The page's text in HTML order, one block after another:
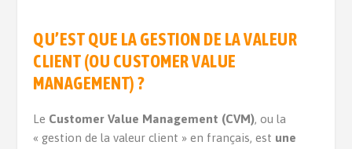
QU’EST QUE LA GESTION DE LA VALEUR
CLIENT (OU CUSTOMER VALUE
MANAGEMENT) ?
Le Customer Value Management (CVM), ou la
« gestion de la valeur client » en français, est une